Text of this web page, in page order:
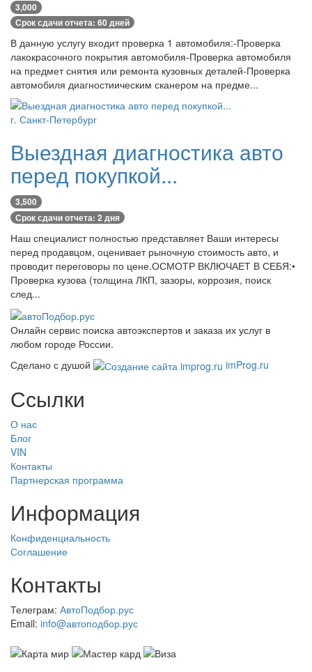
3,000
Срок сдачи отчета: 60 дней
В данную услугу входит проверка 1 автомобиля:-Проверка
лакокрасочного покрытия автомобиля-Проверка автомобиля
на предмет снятия или ремонта кузовных деталей-Проверка
автомобиля диагностиическим сканером на предме...
г. Санкт-Петербург
Выездная диагностика авто
перед покупкой...
3,500
Срок сдачи отчета: 2 дня
Наш специалист полностью представляет Ваши интересы
перед продавцом, оценивает рыночную стоимость авто, и
проводит переговоры по цене.ОСМОТР ВКЛЮЧАЕТ В СЕБЯ:•
Проверка кузова (толщина ЛКП, зазоры, коррозия, поиск
след...
Онлайн сервис поиска автоэкспертов и заказа их услуг в
любом городе России.
Сделано с душой
imProg.ru
Ссылки
О нас
Блог
VIN
Контакты
Партнерская программа
Информация
Конфиденциальность
Соглашение
Контакты
Телеграм: АвтоПодбор.рус
Email: info@автоподбор.рус